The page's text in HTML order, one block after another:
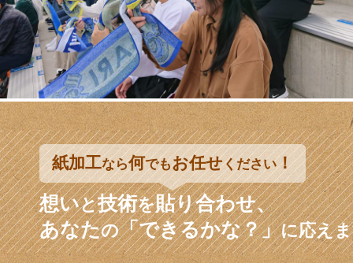
紙加工なら何でもお任せください！
想いと技術を貼り合わせ、
あなたの「できるかな？」に応え